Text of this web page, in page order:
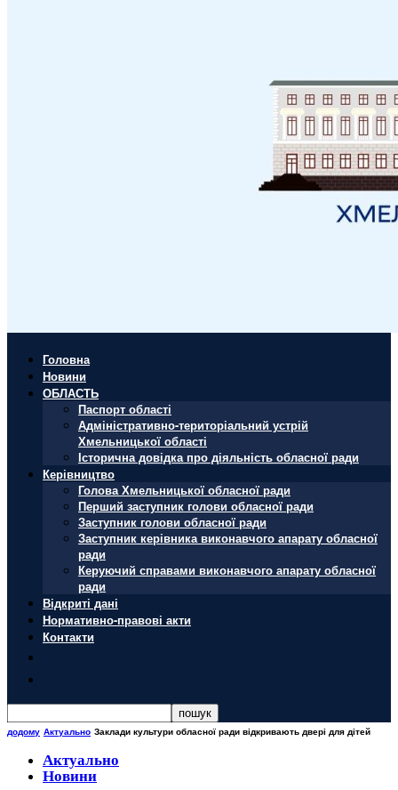
Головна
Новини
ОБЛАСТЬ
Паспорт області
Адміністративно-територіальний устрій
Хмельницької області
Історична довідка про діяльність обласної ради
Керівництво
Голова Хмельницької обласної ради
Перший заступник голови обласної ради
Заступник голови обласної ради
Заступник керівника виконавчого апарату обласної
ради
Керуючий справами виконавчого апарату обласної
ради
Відкриті дані
Нормативно-правові акти
Контакти
додому Актуально Заклади культури обласної ради відкривають двері для дітей
Актуально
Новини